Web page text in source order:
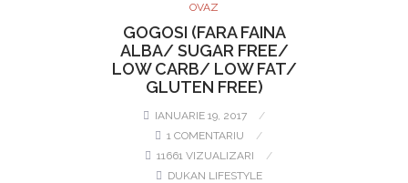
OVAZ
GOGOSI (FARA FAINA
ALBA/ SUGAR FREE/
LOW CARB/ LOW FAT/
GLUTEN FREE)
IANUARIE 19, 2017
1 COMENTARIU
11661 VIZUALIZARI
DUKAN LIFESTYLE